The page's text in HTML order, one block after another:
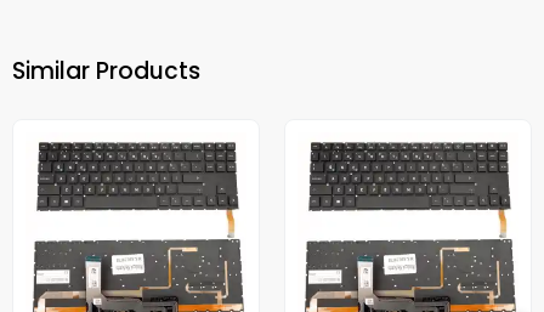
Similar Products